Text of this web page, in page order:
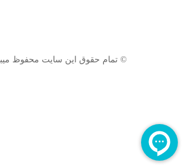
© تمام حقوق این سایت محفوظ